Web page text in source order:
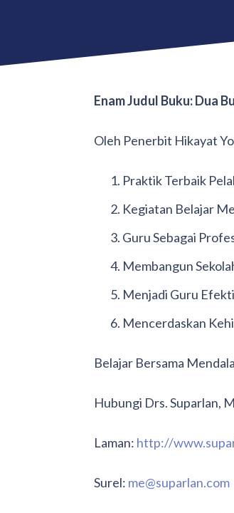
Enam Judul Buku: Dua
Oleh Penerbit Hikayat
Praktik Terbaik
Kegiatan Belajar
Guru Sebagai
Membangun
Menjadi Guru
Mencerdaskan
Belajar Bersama
Hubungi Drs. Suparlan,
Laman: http://
Surel: me@suparlan.com